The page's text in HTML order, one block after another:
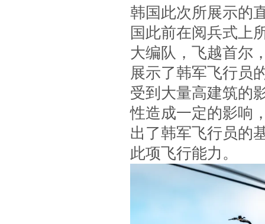
韩国此次所展示的
国此前在阅兵式上
大编队，飞越首尔
展示了韩军飞行员
受到大量高建筑的
性造成一定的影响
出了韩军飞行员的
此项飞行能力。